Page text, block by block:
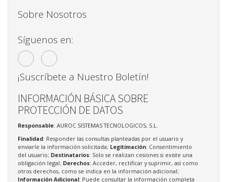
Sobre Nosotros
Síguenos en:
¡Suscríbete a Nuestro Boletín!
INFORMACIÓN BÁSICA SOBRE
PROTECCIÓN DE DATOS
Responsable: AUROC SISTEMAS TECNOLOGICOS, S.L.
Finalidad: Responder las consultas planteadas por el usuario y
enviarle la información solicitada; Legitimación: Consentimiento
del usuario; Destinatarios: Solo se realizan cesiones si existe una
obligación legal; Derechos: Acceder, rectificar y suprimir, así como
otros derechos, como se indica en la información adicional;
Información Adicional: Puede consultar la información completa